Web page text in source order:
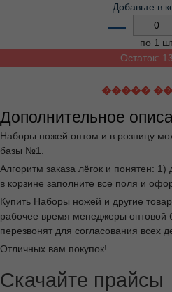
Добавьте в
–
по 1
Остаток:
�����
Дополнительное
Наборы ножей оптом и в розницу
базы №1.
Алгоритм заказа лёгок и понятен: 1)
в корзине заполните все поля и
Купить Наборы ножей и другие
рабочее время менеджеры оптовой
перезвонят для согласования всех
Отличных вам покупок!
Скачайте прайсы